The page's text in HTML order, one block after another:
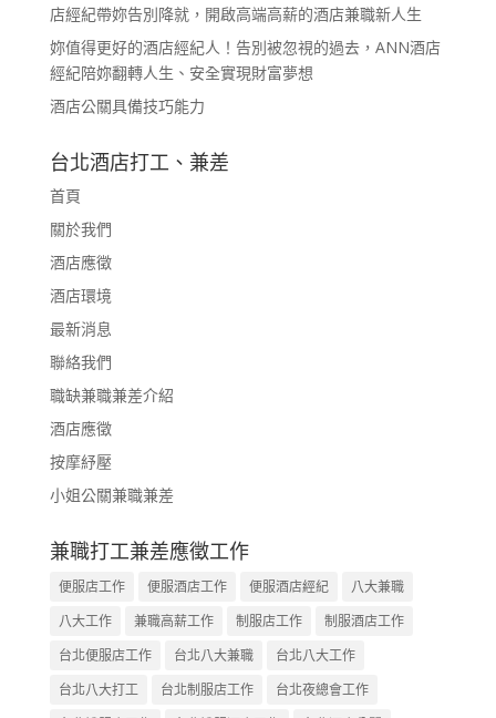
店經紀帶妳告別降就，開啟高端高薪的酒店兼職新人生
妳值得更好的酒店經紀人！告別被忽視的過去，ANN酒店
經紀陪妳翻轉人生、安全實現財富夢想
酒店公關具備技巧能力
台北酒店打工、兼差
首頁
關於我們
酒店應徵
酒店環境
最新消息
聯絡我們
職缺兼職兼差介紹
酒店應徵
按摩紓壓
小姐公關兼職兼差
兼職打工兼差應徵工作
便服店工作 便服酒店工作 便服酒店經紀
八大兼職
八大工作
兼職高薪工作 制服店工作
制服酒店工作
台北便服店工作
台北八大兼職
台北八大工作
台北八大打工
台北制服店工作
台北夜總會工作